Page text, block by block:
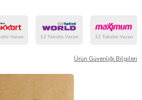
Ürün Güvenliği Bilgileri